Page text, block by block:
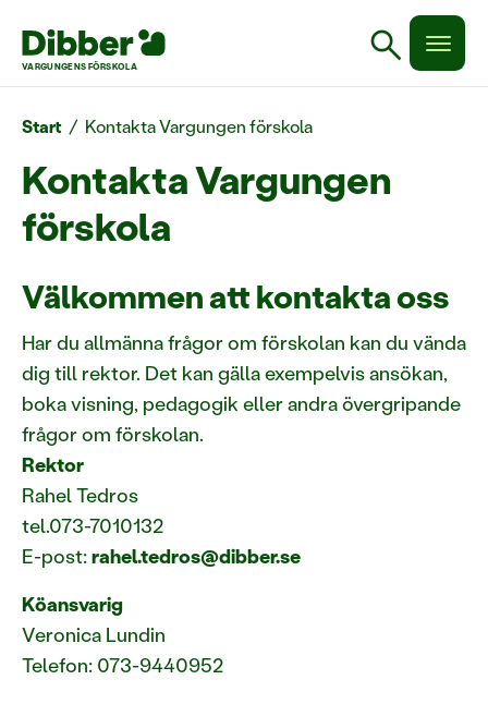
VARGUNGENS FÖRSKOLA search
Start / Kontakta Vargungen förskola
Kontakta Vargungen
förskola
Välkommen att kontakta oss
Har du allmänna frågor om förskolan kan du vända
dig till rektor. Det kan gälla exempelvis ansökan,
boka visning, pedagogik eller andra övergripande
frågor om förskolan.
Rektor
Rahel Tedros
tel.073-7010132
E-post:rahel.tedros@dibber.se
Köansvarig
Veronica Lundin
Telefon: 073-9440952